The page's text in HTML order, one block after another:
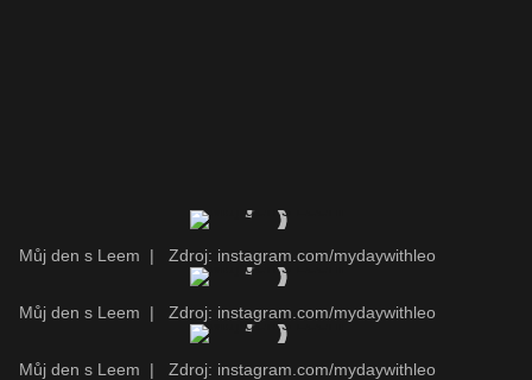
Můj den s Leem | Zdroj: instagram.com/mydaywithleo
Můj den s Leem | Zdroj: instagram.com/mydaywithleo
Můj den s Leem | Zdroj: instagram.com/mydaywithleo